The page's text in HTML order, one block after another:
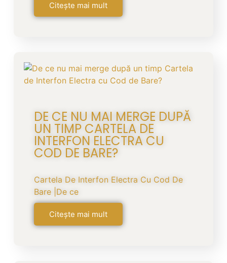
Citește mai mult
DE CE NU MAI MERGE DUPĂ
UN TIMP CARTELA DE
INTERFON ELECTRA CU
COD DE BARE?
Cartela De Interfon Electra Cu Cod De
Bare |De ce
Citește mai mult